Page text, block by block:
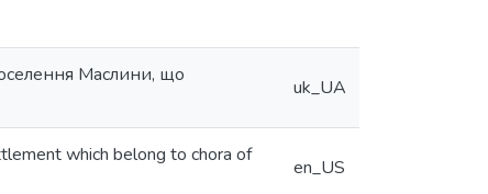
Маслини, що
uk_UA
which belong to chora of
en_US